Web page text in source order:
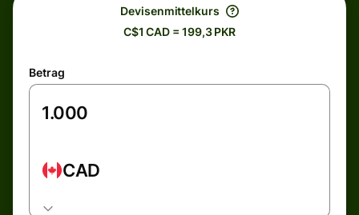
Devisenmittelkurs
C$1 CAD = 199,3 PKR
Betrag
CAD